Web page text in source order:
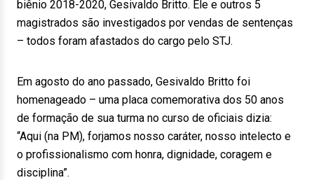
biênio 2018-2020, Gesivaldo Britto. Ele e outros 5
magistrados são investigados por vendas de sentenças
– todos foram afastados do cargo pelo STJ.
Em agosto do ano passado, Gesivaldo Britto foi
homenageado – uma placa comemorativa dos 50 anos
de formação de sua turma no curso de oficiais dizia:
“Aqui (na PM), forjamos nosso caráter, nosso intelecto e
o profissionalismo com honra, dignidade, coragem e
disciplina”.